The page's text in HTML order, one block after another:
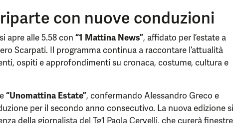
con nuove conduzioni
apre alle 5.58 con “1 Mattina News”, affidato per l’estate a
Scarpati. Il programma continua a raccontare l’attualità
ospiti e approfondimenti su cronaca, costume, cultura e
“Unomattina Estate”, confermando Alessandro Greco e
per il secondo anno consecutivo. La nuova edizione si
della giornalista del Tg1 Paola Cervelli, che curerà finestre